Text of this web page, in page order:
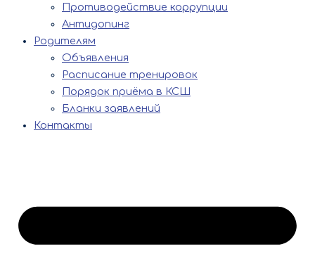
Противодействие коррупции
Антидопинг
Родителям
Объявления
Расписание тренировок
Порядок приёма в КСШ
Бланки заявлений
Контакты